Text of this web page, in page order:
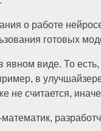
о работе
готовых
виде. То
в
не считается,